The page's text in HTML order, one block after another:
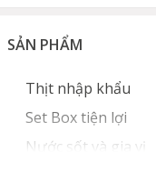
SẢN PHẨM
Thịt nhập khẩu
Set Box tiện lợi
Nước sốt và gia vị